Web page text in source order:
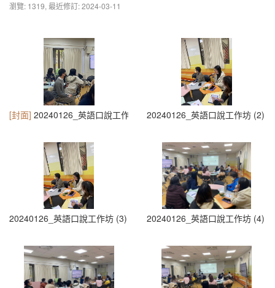
瀏覽: 1319, 最近修訂: 2024-03-11
[封面] 20240126_英語口說工作坊 (1)20240126_英語口說工作坊 (2)
20240126_英語口說工作坊 (3) 20240126_英語口說工作坊 (4)